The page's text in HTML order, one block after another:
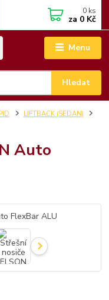
Menu
Hledat
0 ks
za 0 Kč
LIFTBACK (SEDAN)
Auto